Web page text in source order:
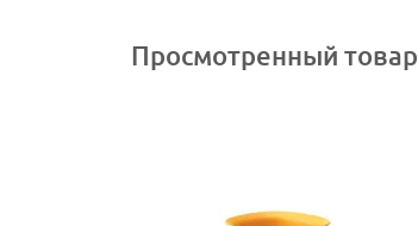
Просмотренный товар